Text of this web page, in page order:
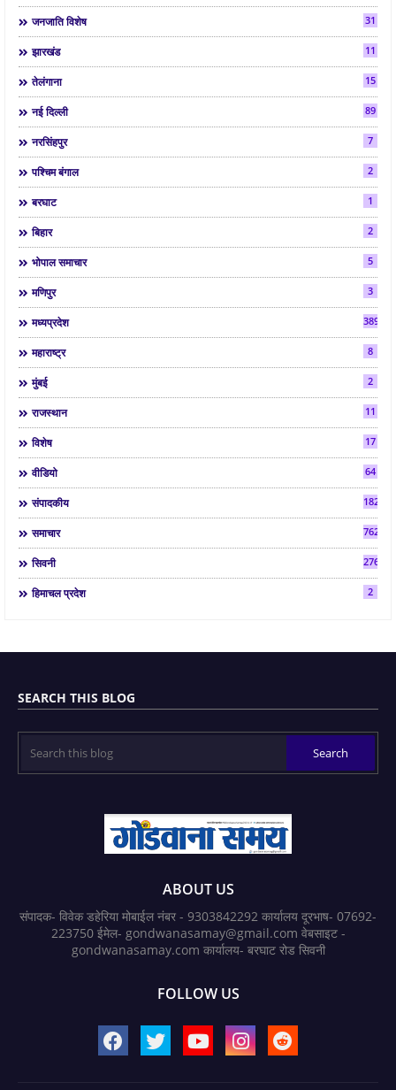
जनजाति विशेष 31
झारखंड 11
तेलंगाना 15
नई दिल्ली 89
नरसिंहपुर 7
पश्चिम बंगाल 2
बरघाट 1
बिहार 2
भोपाल समाचार 5
मणिपुर 3
मध्यप्रदेश 3892
महाराष्ट्र 8
मुंबई 2
राजस्थान 11
विशेष 17
वीडियो 64
संपादकीय 182
समाचार 7624
सिवनी 2763
हिमाचल प्रदेश 2
SEARCH THIS BLOG
ABOUT US
संपादक- विवेक डहेरिया मोबाईल नंबर - 9303842292 कार्यालय दूरभाष- 07692-
223750 ईमेल- gondwanasamay@gmail.com वेबसाइट -
gondwanasamay.com कार्यालय- बरघाट रोड सिवनी
FOLLOW US